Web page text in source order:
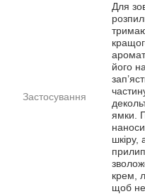
Застосування
Для
його
ямки.
шкіру,
крем,
щоб